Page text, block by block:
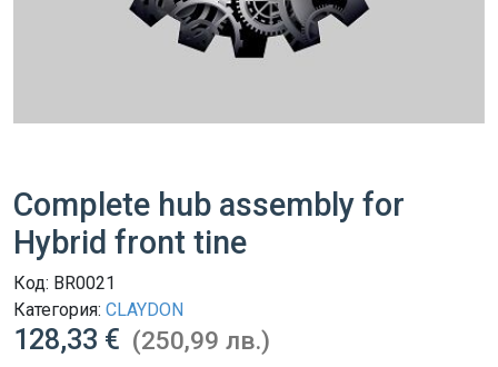
Complete hub assembly for
Hybrid front tine
Код: BR0021
Категория: CLAYDON
128,33 € (250,99 лв.)